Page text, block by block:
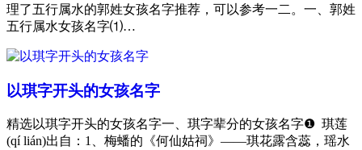
理了五行属水的郭姓女孩名字推荐，可以参考一二。一、郭姓
五行属水女孩名字⑴…
以琪字开头的女孩名字
精选以琪字开头的女孩名字一、琪字辈分的女孩名字❶ 琪莲
(qí lián)出自：1、梅蟠的《何仙姑祠》——琪花露含蕊，瑶水